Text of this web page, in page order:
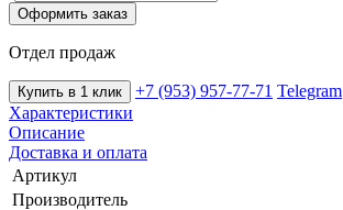
Оформить заказ
Отдел продаж
Купить в 1 клик +7 (953) 957-77-71 Telegram
Характеристики
Описание
Доставка и оплата
Артикул
Производитель